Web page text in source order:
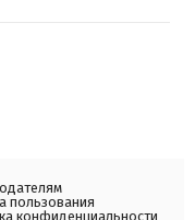
пользования
конфиденциальности